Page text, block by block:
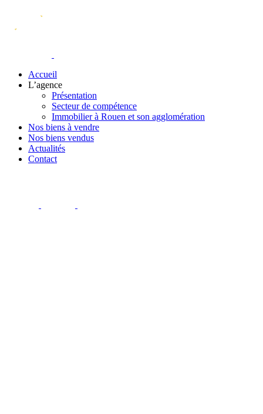
Accueil
L’agence
Présentation
Secteur de compétence
Immobilier à Rouen et son agglomération
Nos biens à vendre
Nos biens vendus
Actualités
Contact